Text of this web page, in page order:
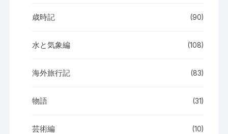
歳時記 (90)
水と気象編 (108)
海外旅行記 (83)
物語 (31)
芸術編 (10)